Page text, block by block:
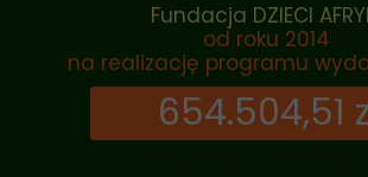
654.504,51
Fundacja DZIECI
od roku 2014
na realizację programu